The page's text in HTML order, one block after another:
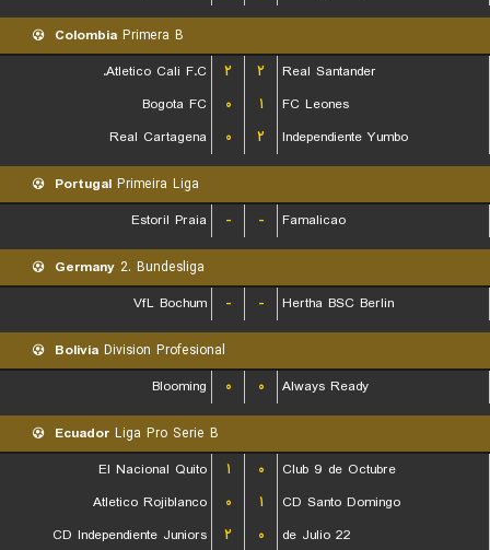
Colombia Primera B
Atletico Cali F.C.
۲ ۲
Real Santander
Bogota FC
۰ ۱
FC Leones
Real Cartagena
۰ ۲ Independiente Yumbo
Portugal Primeira Liga
Estoril Praia
- - Famalicao
Germany 2. Bundesliga
VfL Bochum
- - Hertha BSC Berlin
Bolivia Division Profesional
Blooming
۰ ۰ Always Ready
Ecuador Liga Pro Serie B
El Nacional Quito
۱ ۰
Club 9 de Octubre
Atletico Rojiblanco
۰ ۱
CD Santo Domingo
CD Independiente Juniors
۲ ۰
22 de Julio